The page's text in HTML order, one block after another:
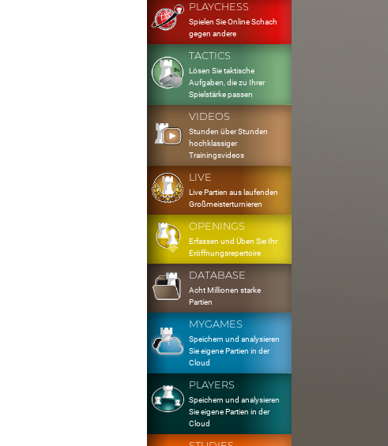
PLAYCHESS
Spielen Sie Online Schach
gegen andere
TACTICS
Lösen Sie taktische
Aufgaben, die zu Ihrer
Spielstärke passen
VIDEOS
Stunden über Stunden
hochklassiger
Trainingsvideos
LIVE
Live Partien aus laufenden
Großmeisterturnieren
OPENINGS
Erfassen und Üben Sie Ihr
Eröffnungsrepertoire
DATABASE
Acht Millionen starke
Partien
MYGAMES
Speichern und analysieren
Sie eigene Partien in der
Cloud
PLAYERS
Speichern und analysieren
Sie eigene Partien in der
Cloud